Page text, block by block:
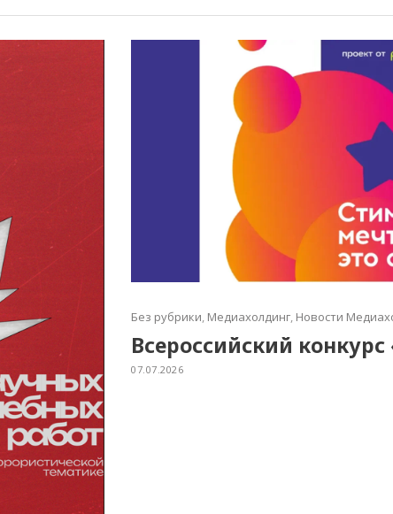
Без рубрики, Медиахолдинг, Новости
Всероссийский
07.07.2026